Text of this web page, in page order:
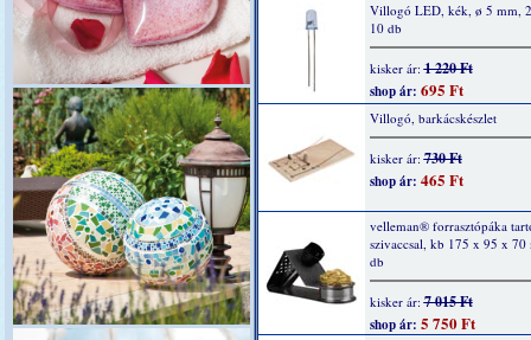
Villogó LED, kék, ø 5 mm,
10 db
kisker ár:1 220 Ft
shop ár: 695 Ft
Villogó, barkácskészlet
kisker ár:730 Ft
shop ár: 465 Ft
velleman® forrasztópáka
szivaccsal, kb 175 x 95 x 70
db
kisker ár:7 015 Ft
shop ár: 5 750 Ft